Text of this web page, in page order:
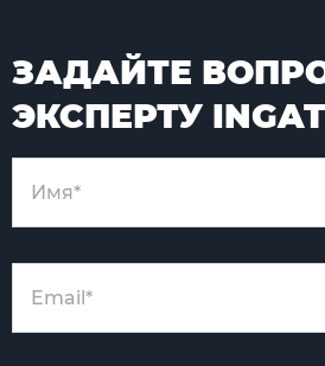
ЗАДАЙТЕ
ЭКСПЕРТУ